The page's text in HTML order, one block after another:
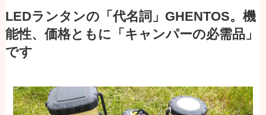
LEDランタンの「代名詞」GHENTOS。機
能性、価格ともに「キャンパーの必需品」
です